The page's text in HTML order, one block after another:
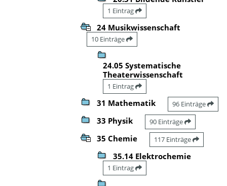
1 Eintrag
24 Musikwissenschaft
10 Einträge
24.05 Systematische
Theaterwissenschaft
1 Eintrag
31 Mathematik 96 Einträge
33 Physik 90 Einträge
35 Chemie 117 Einträge
35.14 Elektrochemie
1 Eintrag